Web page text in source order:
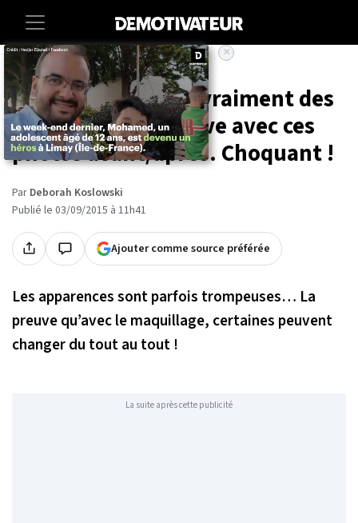
Accueil Lifestyle
Le maquillage fait vraiment des
miracles… La preuve avec ces
photos avant/après. Choquant !
Par Deborah Koslowski
Publié le 03/09/2015 à 11h41
Ajouter comme source préférée
Les apparences sont parfois trompeuses… La
preuve qu’avec le maquillage, certaines peuvent
changer du tout au tout !
La suite après cette publicité
×